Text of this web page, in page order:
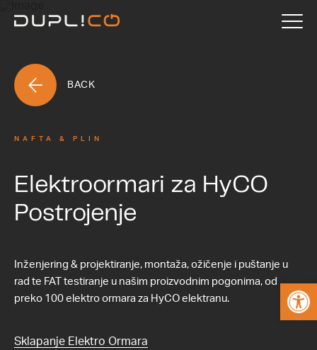
BACK
NAFTA & PLIN
Elektroormari za HyCO
Postrojenje
Inženjering & projektiranje, montaža, ožičenje i puštanje u
rad te FAT testiranje u našim proizvodnim pogonima, od
preko 100 elektro ormara za HyCO elektranu.
Sklapanje Elektro Ormara